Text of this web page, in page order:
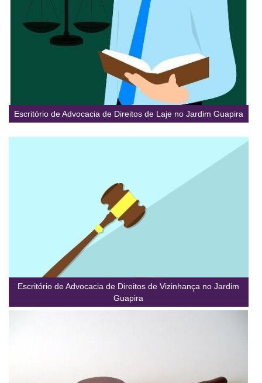
Escritório de Advocacia de Direitos de Laje no Jardim Guapira
Escritório de Advocacia de Direitos de Vizinhança no Jardim
Guapira